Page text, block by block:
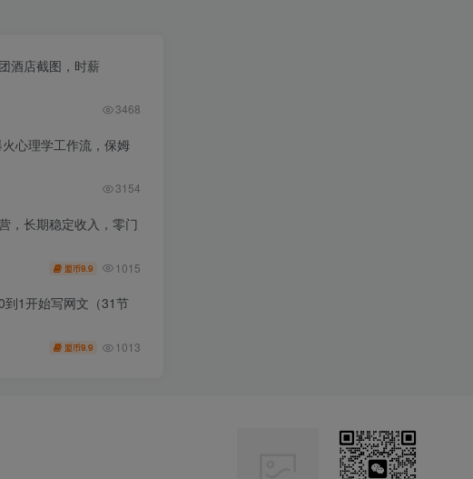
酒店截图，时薪
3468
心理学工作流，保姆
3154
，长期稳定收入，零门
盟币9.9 1015
到1开始写网文（31节
盟币9.9 1013